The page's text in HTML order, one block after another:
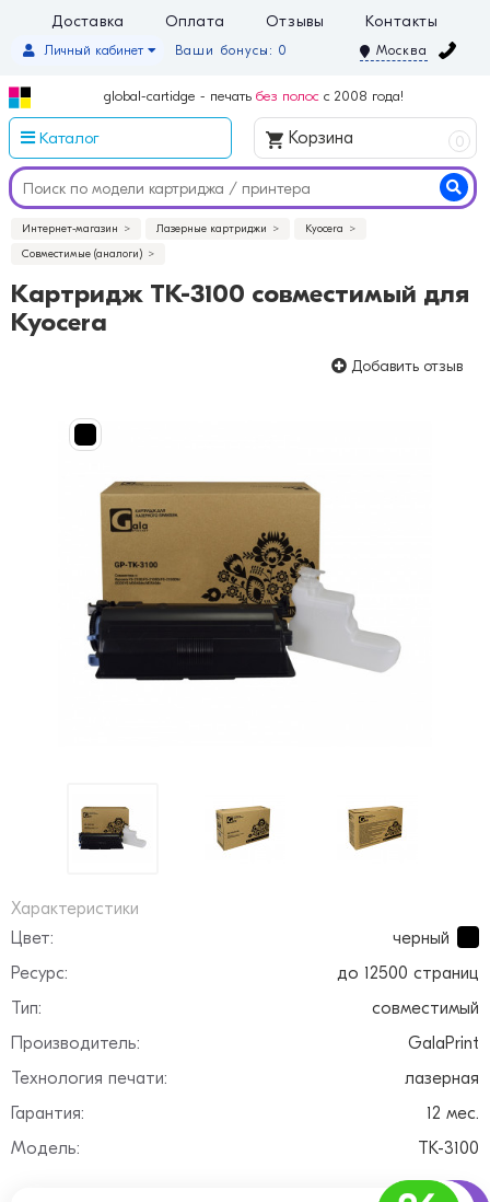
Доставка Оплата Отзывы Контакты
Ваши бонусы: 0
Личный кабинет Москва
global-cartidge - печать без полос с 2008 года!
Каталог Корзина 0
Интернет-магазин Лазерные картриджи
Kyocera
Совместимые (аналоги)
Картридж TK-3100 совместимый для
Kyocera
Добавить отзыв
Характеристики
Цвет:
черный
Ресурс:
до 12500 страниц
Тип:
совместимый
Производитель:
GalaPrint
Технология печати:
лазерная
Гарантия:
12 мес.
Модель:
TK-3100